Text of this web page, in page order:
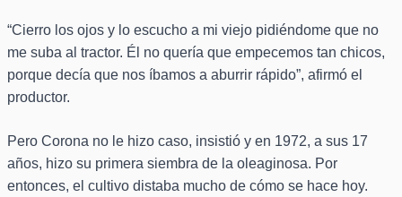
“Cierro los ojos y lo escucho a mi viejo pidiéndome que no
me suba al tractor. Él no quería que empecemos tan chicos,
porque decía que nos íbamos a aburrir rápido”, afirmó el
productor.
Pero Corona no le hizo caso, insistió y en 1972, a sus 17
años, hizo su primera siembra de la oleaginosa. Por
entonces, el cultivo distaba mucho de cómo se hace hoy.